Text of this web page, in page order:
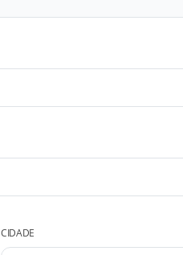
CIDADE